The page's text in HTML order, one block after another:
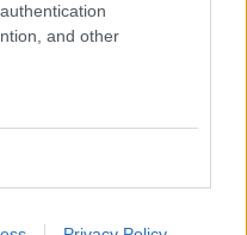
and other